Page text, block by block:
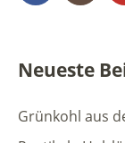
Neueste
Grünkohl aus